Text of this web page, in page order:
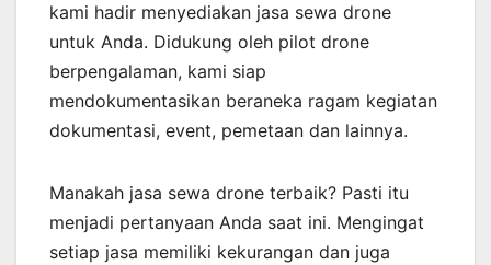
kami hadir menyediakan jasa sewa drone
untuk Anda. Didukung oleh pilot drone
berpengalaman, kami siap
mendokumentasikan beraneka ragam kegiatan
dokumentasi, event, pemetaan dan lainnya.
Manakah jasa sewa drone terbaik? Pasti itu
menjadi pertanyaan Anda saat ini. Mengingat
setiap jasa memiliki kekurangan dan juga